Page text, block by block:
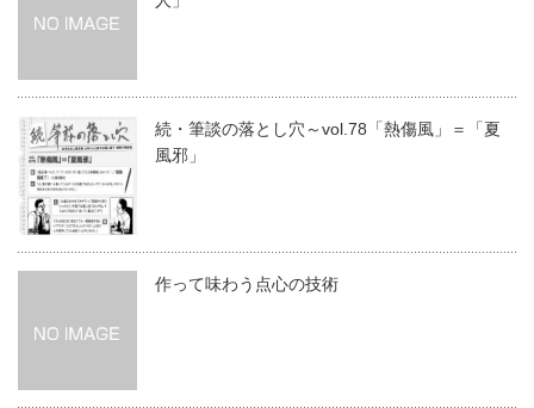
続・筆談の落とし穴～vol.78「熱傷風」＝「夏
風邪」
作って味わう点心の技術